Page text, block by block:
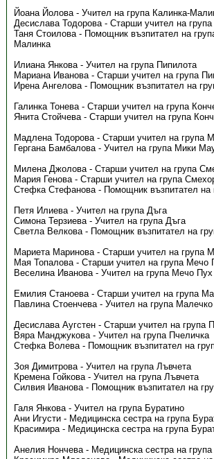
Йоана Йолова - Учител на група Калинка-
Десислава Тодорова - Старши учител на
Таня Стоилова - Помощник възпитател на
Малинка
Илиана Янкова - Учител на група Пипилота
Мариана Иванова - Старши учител на група
Ирена Ангелова - Помощник възпитател на
Галинка Тонева - Старши учител на група
Янита Стойчева - Старши учител на група
Мадлена Тодорова - Старши учител на група
Гергана Бамбалова - Учител на група Мики
Милена Джолова - Старши учител на група
Мария Генова - Старши учител на група
Стефка Стефанова - Помощник възпитател на
Петя Илиева - Учител на група Дъга
Симона Терзиева - Учител на група Дъга
Светла Велкова - Помощник възпитател на
Мариета Маринова - Старши учител на група
Мая Топалова - Старши учител на група Мечо
Веселина Иванова - Учител на група Мечо Пух
Емилия Станоева - Старши учител на група
Павлина Стоенчева - Учител на група
Десислава Аугстен - Старши учител на група
Вяра Манджукова - Учител на група Пчеличка
Стефка Волева - Помощник възпитател на
Зоя Димитрова - Учител на група Лъвчета
Кремена Гойкова - Учител на група Лъвчета
Силвия Иванова - Помощник възпитател на
Галя Янкова - Учител на група Буратино
Ани Игусти - Медицинска сестра на група
Красимира - Медицинска сестра на група
Анелия Нончева - Медицинска сестра на